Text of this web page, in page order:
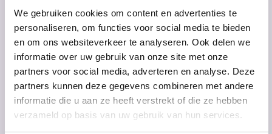
We gebruiken cookies om content en advertenties te
personaliseren, om functies voor social media te bieden
en om ons websiteverkeer te analyseren. Ook delen we
informatie over uw gebruik van onze site met onze
partners voor social media, adverteren en analyse. Deze
partners kunnen deze gegevens combineren met andere
informatie die u aan ze heeft verstrekt of die ze hebben
verzameld op basis van uw gebruik van hun services.
Werk je bij Philadelphia?
ja
nee
Wat is je relatie met of functie in de zorg
Ik ben een cliënt